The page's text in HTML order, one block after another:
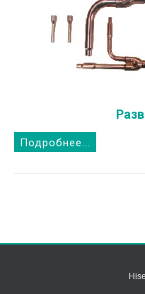
Подробнее...